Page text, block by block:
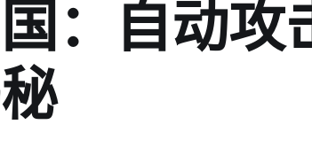
：自动攻